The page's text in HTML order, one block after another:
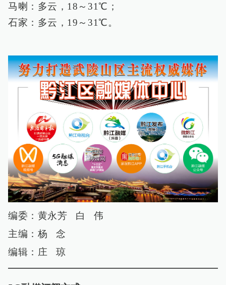
马喇：多云，18～31℃；
石家：多云，19～31℃。
编委：黄永芳 白 伟
主编：杨 念
编辑：庄 琼